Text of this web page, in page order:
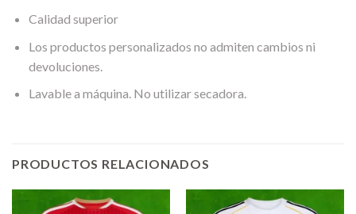
Calidad superior
Los productos personalizados no admiten cambios ni
devoluciones.
Lavable a máquina. No utilizar secadora.
PRODUCTOS RELACIONADOS